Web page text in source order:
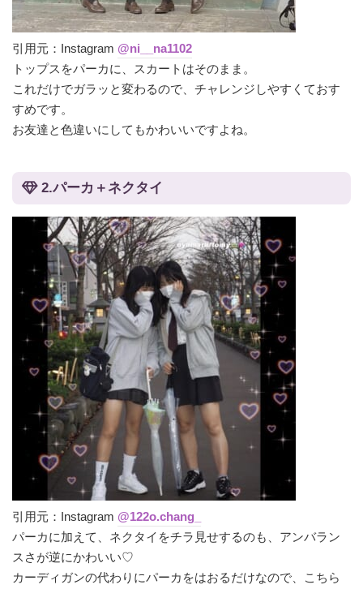
引用元：Instagram @ni__na1102‪‪‪
トップスをパーカに、スカートはそのまま。
これだけでガラッと変わるので、チャレンジしやすくておす
すめです。
お友達と色違いにしてもかわいいですよね。
2.パーカ＋ネクタイ
引用元：Instagram @122o.chang_
パーカに加えて、ネクタイをチラ見せするのも、アンバラン
スさが逆にかわいい♡
カーディガンの代わりにパーカをはおるだけなので、こちら